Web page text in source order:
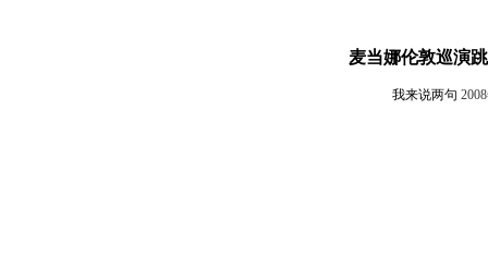
麦当娜伦敦巡演
我来说两句